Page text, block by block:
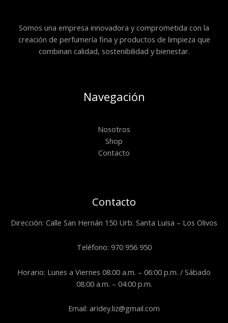
Somos una empresa innovadora y comprometida con la
creación de perfumería fina y productos de limpieza que
combinan calidad, sostenibilidad y bienestar.
Navegación
Nosotros
Shop
Contacto
Contacto
Dirección: Calle San Hernán 150 Urb. Santa Luisa – Los Olivos
Teléfono: 970 956 950
Horario: Lunes a Viernes 08:00 a.m. – 06:00 p.m. / Sábado
08:00 a.m. – 04:00 p.m.
Email: aridey.liz@gmail.com